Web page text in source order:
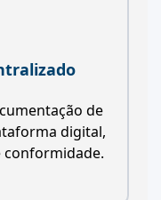
de
digital,